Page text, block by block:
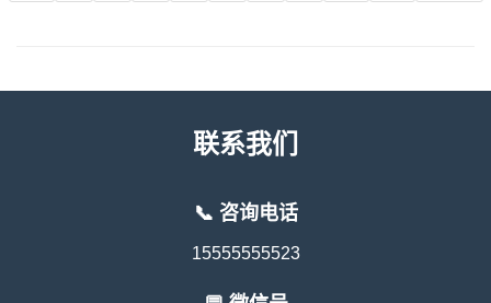
联系我们
📞 咨询电话
15555555523